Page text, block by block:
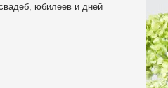
юбилеев и дней